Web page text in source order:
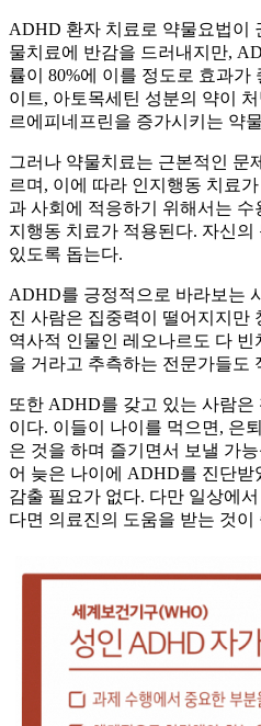
ADHD 환자 치료로 약물요법이
물치료에 반감을 드러내지만,
률이 80%에 이를 정도로 효과가
이트, 아토목세틴 성분의 약이
르에피네프린을 증가시키는 약
그러나 약물치료는 근본적인 문
르며, 이에 따라 인지행동 치료
과 사회에 적응하기 위해서는 수
지행동 치료가 적용된다. 자신
있도록 돕는다.
ADHD를 긍정적으로 바라보는
진 사람은 집중력이 떨어지지만
역사적 인물인 레오나르도 다
을 거라고 추측하는 전문가들도
또한 ADHD를 갖고 있는 사람은
이다. 이들이 나이를 먹으면, 은
은 것을 하며 즐기면서 보낼 가
어 늦은 나이에 ADHD를 진단
감출 필요가 없다. 다만 일상에
다면 의료진의 도움을 받는 것이